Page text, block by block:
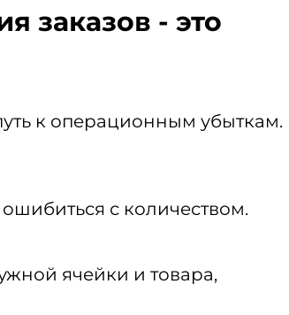
заказов - это
к операционным убыткам.
с количеством.
ячейки и товара,